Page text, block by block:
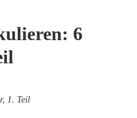
6
1. Teil